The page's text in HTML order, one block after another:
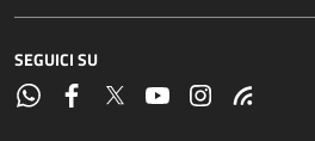
SEGUICI SU